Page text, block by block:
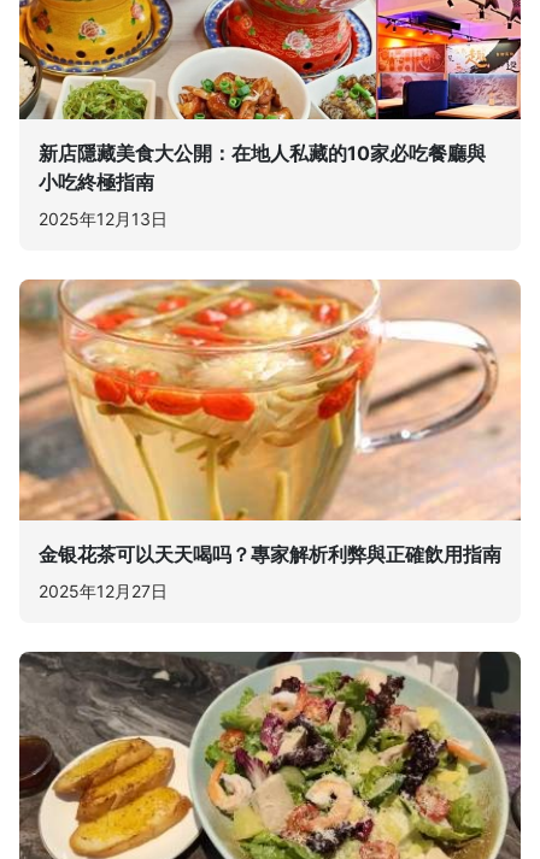
新店隱藏美食大公開：在地人私藏的10家必吃餐廳與
小吃終極指南
2025年12月13日
金银花茶可以天天喝吗？專家解析利弊與正確飲用指南
2025年12月27日